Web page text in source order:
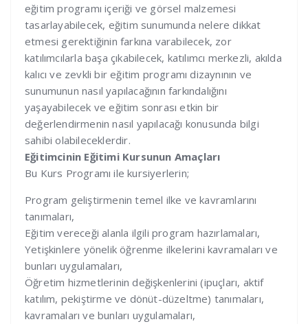
eğitim programı içeriği ve görsel malzemesi
tasarlayabilecek, eğitim sunumunda nelere dikkat
etmesi gerektiğinin farkına varabilecek, zor
katılımcılarla başa çıkabilecek, katılımcı merkezli, akılda
kalıcı ve zevkli bir eğitim programı dizaynının ve
sunumunun nasıl yapılacağının farkındalığını
yaşayabilecek ve eğitim sonrası etkin bir
değerlendirmenin nasıl yapılacağı konusunda bilgi
sahibi olabileceklerdir.
Eğitimcinin Eğitimi Kursunun Amaçları
Bu Kurs Programı ile kursiyerlerin;
Program geliştirmenin temel ilke ve kavramlarını
tanımaları,
Eğitim vereceği alanla ilgili program hazırlamaları,
Yetişkinlere yönelik öğrenme ilkelerini kavramaları ve
bunları uygulamaları,
Öğretim hizmetlerinin değişkenlerini (ipuçları, aktif
katılım, pekiştirme ve dönüt-düzeltme) tanımaları,
kavramaları ve bunları uygulamaları,